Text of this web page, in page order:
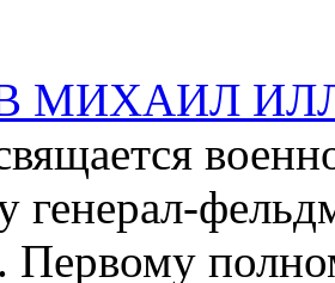
МИХАИЛ
генерал-
Первому